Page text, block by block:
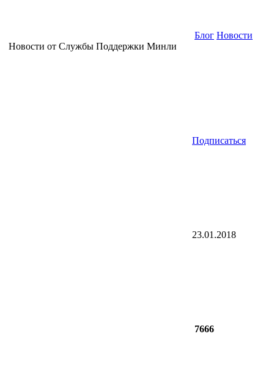
Блог Новости
Новости от Службы Поддержки Минли
Подписаться
23.01.2018
7666